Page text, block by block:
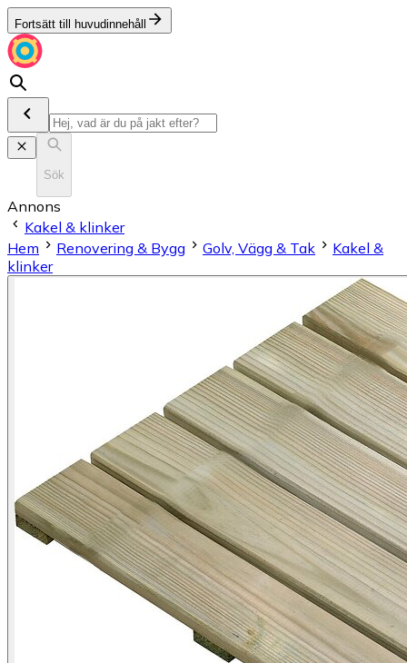
Fortsätt till huvudinnehåll
Sök
Annons
Kakel & klinker
Hem
Renovering & Bygg Golv, Vägg & Tak
Kakel &
klinker